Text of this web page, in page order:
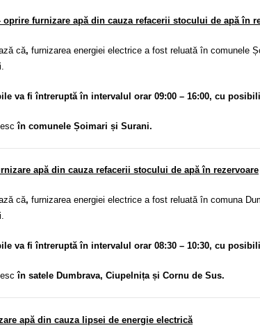
furnizare apă din cauza refacerii stocului de apă în
că, furnizarea energiei electrice a fost reluată în comunele
va fi întreruptă în intervalul orar 09:00 – 16:00, cu
în comunele Șoimari și Surani.
apă din cauza refacerii stocului de apă în rezervoare
că, furnizarea energiei electrice a fost reluată în comuna
va fi întreruptă în intervalul orar 08:30 – 10:30, cu
în satele Dumbrava, Ciupelnița și Cornu de Sus.
apă din cauza lipsei de energie electrică